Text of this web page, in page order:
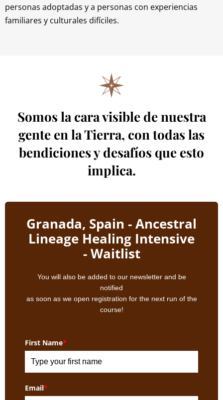
personas adoptadas y a personas con experiencias
familiares y culturales difíciles.
Somos la cara visible de nuestra
gente en la Tierra, con todas las
bendiciones y desafíos que esto
implica.
Granada, Spain - Ancestral
Lineage Healing Intensive
- Waitlist
You will also be added to our newsletter and be
notified
as soon as we open registration for the next run of the
course!
First Name*
Email*